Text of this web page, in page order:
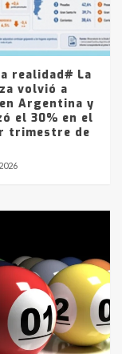
en
Axion
realidad# La
volvió a
Argentina y
el 30% en el
trimestre de